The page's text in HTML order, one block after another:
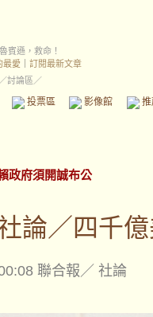
賓遜，救命！
最愛
訂閱最新文章
／討論區／
投票區 影像館
政府須開誠布公
論／四千
聯合報／ 社論